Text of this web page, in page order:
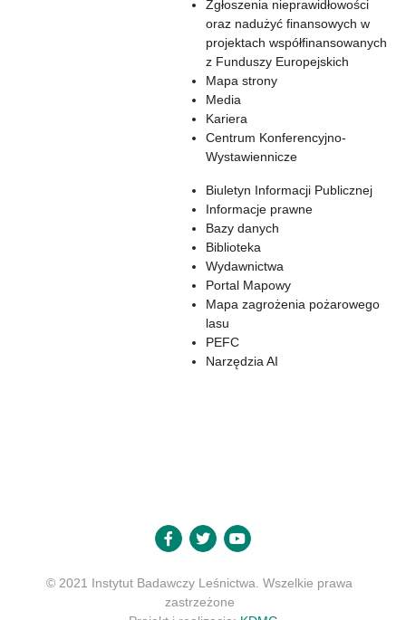
Zgłoszenia nieprawidłowości
oraz nadużyć finansowych w
projektach współfinansowanych
z Funduszy Europejskich
Mapa strony
Media
Kariera
Centrum Konferencyjno-
Wystawiennicze
Biuletyn Informacji Publicznej
Informacje prawne
Bazy danych
Biblioteka
Wydawnictwa
Portal Mapowy
Mapa zagrożenia pożarowego
lasu
PEFC
Narzędzia AI
© 2021 Instytut Badawczy Leśnictwa. Wszelkie prawa
zastrzeżone